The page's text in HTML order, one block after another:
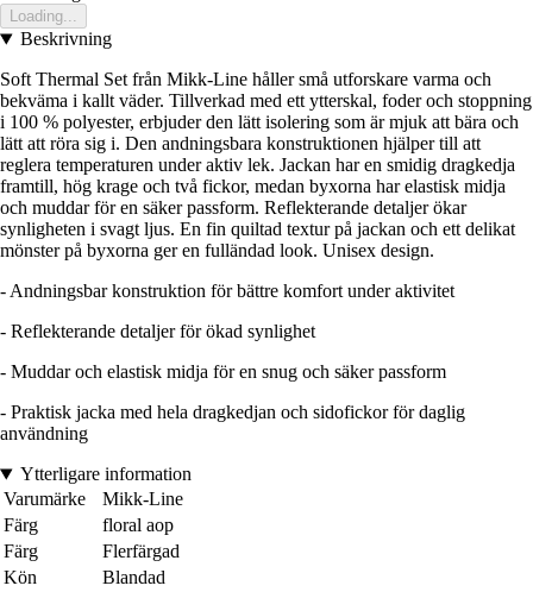
Loading...
Beskrivning
Soft Thermal Set från Mikk-Line håller små utforskare varma och
bekväma i kallt väder. Tillverkad med ett ytterskal, foder och stoppning
i 100 % polyester, erbjuder den lätt isolering som är mjuk att bära och
lätt att röra sig i. Den andningsbara konstruktionen hjälper till att
reglera temperaturen under aktiv lek. Jackan har en smidig dragkedja
framtill, hög krage och två fickor, medan byxorna har elastisk midja
och muddar för en säker passform. Reflekterande detaljer ökar
synligheten i svagt ljus. En fin quiltad textur på jackan och ett delikat
mönster på byxorna ger en fulländad look. Unisex design.
- Andningsbar konstruktion för bättre komfort under aktivitet
- Reflekterande detaljer för ökad synlighet
- Muddar och elastisk midja för en snug och säker passform
- Praktisk jacka med hela dragkedjan och sidofickor för daglig
användning
Ytterligare information
Varumärke
Mikk-Line
Färg
floral aop
Färg
Flerfärgad
Kön
Blandad